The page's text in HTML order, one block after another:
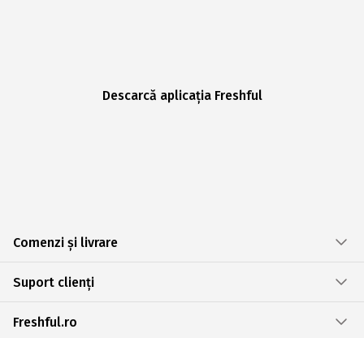
Descarcă aplicația Freshful
Comenzi și livrare
Suport clienți
Freshful.ro